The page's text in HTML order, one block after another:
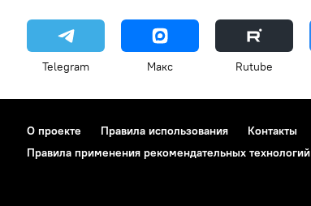
Telegram Макс Rutube
О проекте Правила использования Контакты
Правила применения рекомендательных технологий